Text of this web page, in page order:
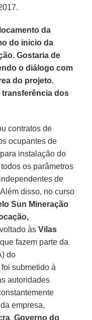
da
do inicio da
Gostaria de
o diálogo com
do projeto.
transferência dos
contratos de
ocupantes de
instalação do
os parâmetros
de
disso, no curso
Sun Mineração
àsVilas
fazem parte da
do
submetido à
autoridades
empresa,
,Governo do